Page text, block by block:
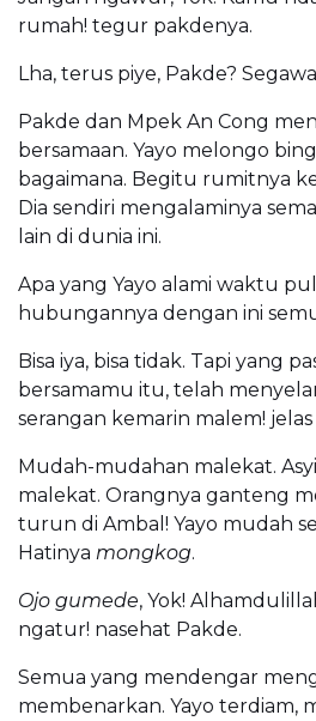
rumah! tegur pakdenya.
Lha, terus piye, Pakde?
Pakde dan Mpek An Cong
bersamaan. Yayo melongo
bagaimana. Begitu rumitnya
Dia sendiri mengalaminya
lain di dunia ini.
Apa yang Yayo alami waktu
hubungannya dengan ini
Bisa iya, bisa tidak. Tapi yang
bersamamu itu, telah
serangan kemarin malem! jelas
Mudah-mudahan malekat.
malekat. Orangnya ganteng
turun di Ambal! Yayo mudah
Hatinya mongkog.
Ojo gumede, Yok!
ngatur! nasehat Pakde.
Semua yang mendengar
membenarkan. Yayo terdiam,